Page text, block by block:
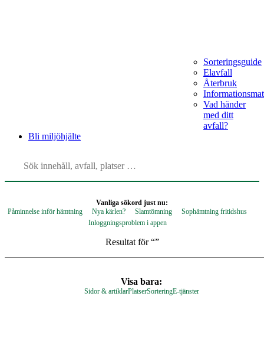
Sorteringsguide
Elavfall
Återbruk
Vad händer
med ditt
avfall?
Bli miljöhjälte
Vanliga sökord just nu:
Påminnelse inför hämtning
Nya kärlen? Slamtömning
Sophämtning fritidshus
Inloggningsproblem i appen
Resultat för “”
Visa bara:
Sidor & artiklarPlatserSorteringE-tjänster